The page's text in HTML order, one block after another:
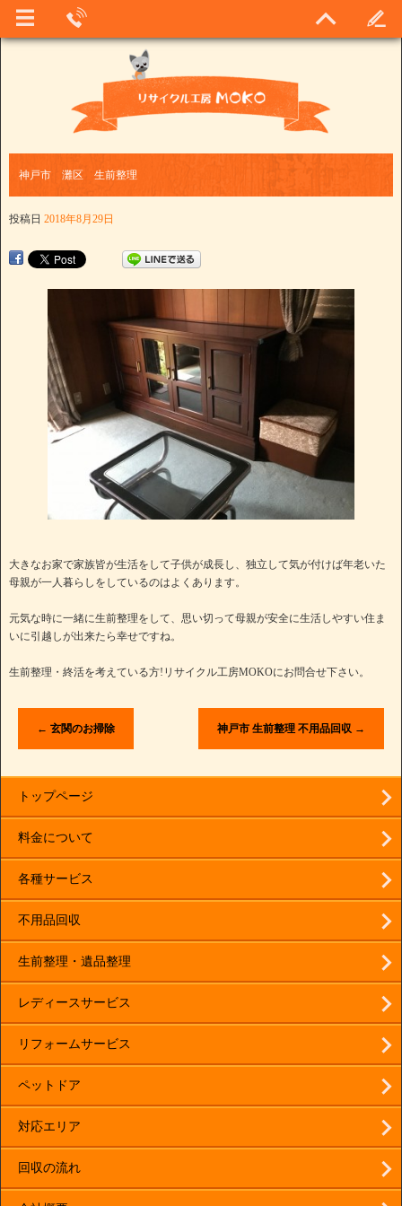
神戸市 灘区 生前整理
投稿日 2018年8月29日
大きなお家で家族皆が生活をして子供が成長し、独立して気が付けば年老いた
母親が一人暮らしをしているのはよくあります。
元気な時に一緒に生前整理をして、思い切って母親が安全に生活しやすい住ま
いに引越しが出来たら幸せですね。
生前整理・終活を考えている方!リサイクル工房MOKOにお問合せ下さい。
← 玄関のお掃除 神戸市 生前整理 不用品回収 →
トップページ
料金について
各種サービス
不用品回収
生前整理・遺品整理
レディースサービス
リフォームサービス
ペットドア
対応エリア
回収の流れ